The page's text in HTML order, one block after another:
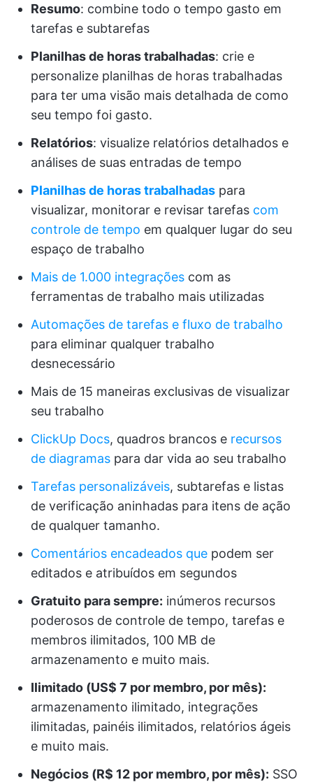
Resumo: combine todo o tempo gasto em
tarefas e subtarefas
Planilhas de horas trabalhadas: crie e
personalize planilhas de horas trabalhadas
para ter uma visão mais detalhada de como
seu tempo foi gasto.
Relatórios: visualize relatórios detalhados e
análises de suas entradas de tempo
Planilhas de horas trabalhadas para
visualizar, monitorar e revisar tarefas com
controle de tempo em qualquer lugar do seu
espaço de trabalho
Mais de 1.000 integrações com as
ferramentas de trabalho mais utilizadas
Automações de tarefas e fluxo de trabalho
para eliminar qualquer trabalho
desnecessário
Mais de 15 maneiras exclusivas de visualizar
seu trabalho
ClickUp Docs, quadros brancos e recursos
de diagramas para dar vida ao seu trabalho
Tarefas personalizáveis, subtarefas e listas
de verificação aninhadas para itens de ação
de qualquer tamanho.
Comentários encadeados que podem ser
editados e atribuídos em segundos
Gratuito para sempre: inúmeros recursos
poderosos de controle de tempo, tarefas e
membros ilimitados, 100 MB de
armazenamento e muito mais.
Ilimitado (US$ 7 por membro, por mês):
armazenamento ilimitado, integrações
ilimitadas, painéis ilimitados, relatórios ágeis
e muito mais.
Negócios (R$ 12 por membro, por mês): SSO